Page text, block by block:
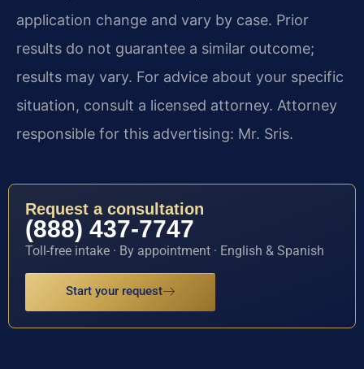
application change and vary by case. Prior
results do not guarantee a similar outcome;
results may vary. For advice about your specific
situation, consult a licensed attorney. Attorney
responsible for this advertising: Mr. Sris.
Request a consultation
(888) 437-7747
Toll-free intake · By appointment · English & Spanish
Start your request